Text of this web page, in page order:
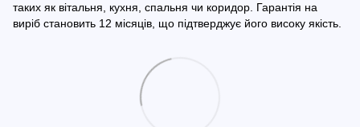
таких як вітальня, кухня, спальня чи коридор. Гарантія на
виріб становить 12 місяців, що підтверджує його високу якість.